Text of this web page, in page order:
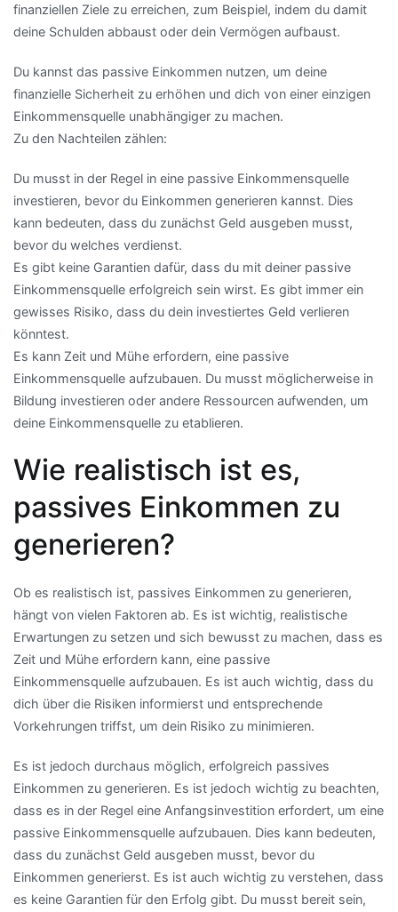
finanziellen Ziele zu erreichen, zum Beispiel, indem du damit
deine Schulden abbaust oder dein Vermögen aufbaust.
Du kannst das passive Einkommen nutzen, um deine
finanzielle Sicherheit zu erhöhen und dich von einer einzigen
Einkommensquelle unabhängiger zu machen.
Zu den Nachteilen zählen:
Du musst in der Regel in eine passive Einkommensquelle
investieren, bevor du Einkommen generieren kannst. Dies
kann bedeuten, dass du zunächst Geld ausgeben musst,
bevor du welches verdienst.
Es gibt keine Garantien dafür, dass du mit deiner passive
Einkommensquelle erfolgreich sein wirst. Es gibt immer ein
gewisses Risiko, dass du dein investiertes Geld verlieren
könntest.
Es kann Zeit und Mühe erfordern, eine passive
Einkommensquelle aufzubauen. Du musst möglicherweise in
Bildung investieren oder andere Ressourcen aufwenden, um
deine Einkommensquelle zu etablieren.
Wie realistisch ist es,
passives Einkommen zu
generieren?
Ob es realistisch ist, passives Einkommen zu generieren,
hängt von vielen Faktoren ab. Es ist wichtig, realistische
Erwartungen zu setzen und sich bewusst zu machen, dass es
Zeit und Mühe erfordern kann, eine passive
Einkommensquelle aufzubauen. Es ist auch wichtig, dass du
dich über die Risiken informierst und entsprechende
Vorkehrungen triffst, um dein Risiko zu minimieren.
Es ist jedoch durchaus möglich, erfolgreich passives
Einkommen zu generieren. Es ist jedoch wichtig zu beachten,
dass es in der Regel eine Anfangsinvestition erfordert, um eine
passive Einkommensquelle aufzubauen. Dies kann bedeuten,
dass du zunächst Geld ausgeben musst, bevor du
Einkommen generierst. Es ist auch wichtig zu verstehen, dass
es keine Garantien für den Erfolg gibt. Du musst bereit sein,